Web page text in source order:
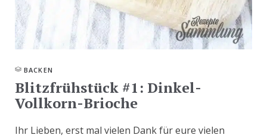
BACKEN
Blitzfrühstück #1: Dinkel-
Vollkorn-Brioche
Ihr Lieben, erst mal vielen Dank für eure vielen